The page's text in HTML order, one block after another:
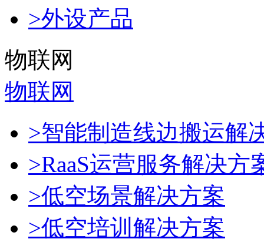
>外设产品
物联网
物联网
>智能制造线边搬运解
>RaaS运营服务解决方
>低空场景解决方案
>低空培训解决方案